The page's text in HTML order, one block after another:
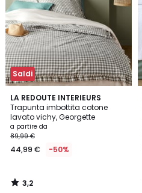
Saldi
LA REDOUTE INTERIEURS
Trapunta imbottita cotone
lavato vichy, Georgette
a partire da
89,99 €
44,99 € -50%
3,2
/ 5
3,2
/